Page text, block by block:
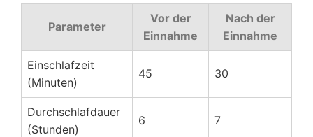
Parameter
Vor der
Einnahme
Nach der
Einnahme
Einschlafzeit
(Minuten)
45 30
Durchschlafdauer
(Stunden)
6 7